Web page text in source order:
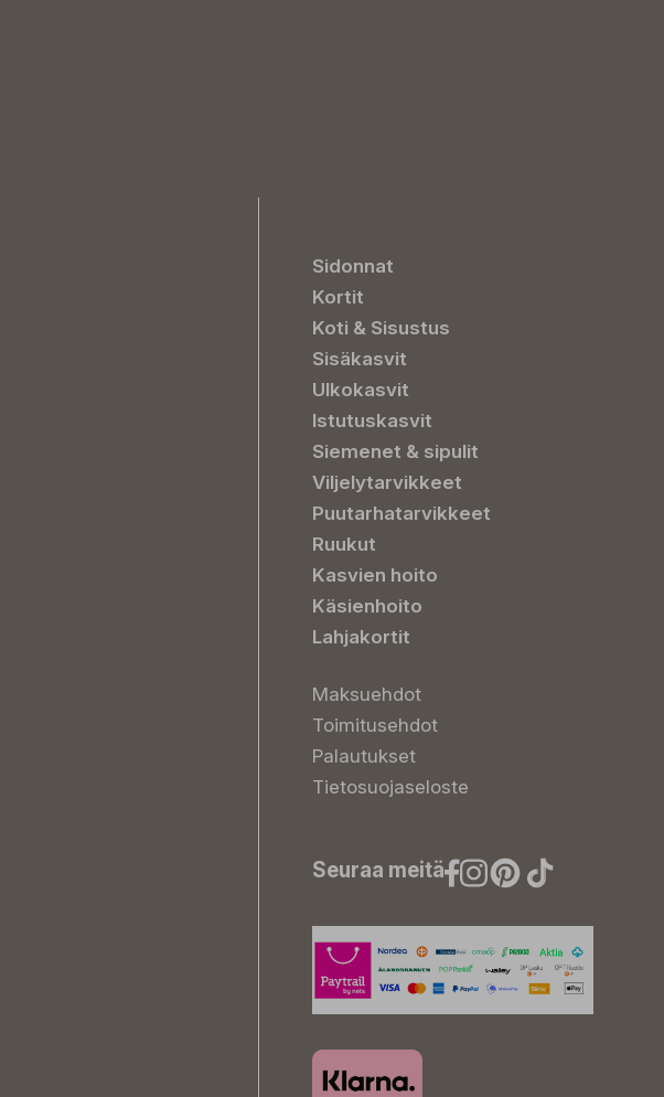
Sidonnat
Kortit
Koti & Sisustus
Sisäkasvit
Ulkokasvit
Istutuskasvit
Siemenet & sipulit
Viljelytarvikkeet
Puutarhatarvikkeet
Ruukut
Kasvien hoito
Käsienhoito
Lahjakortit
Maksuehdot
Toimitusehdot
Palautukset
Tietosuojaseloste
Seuraa meitä